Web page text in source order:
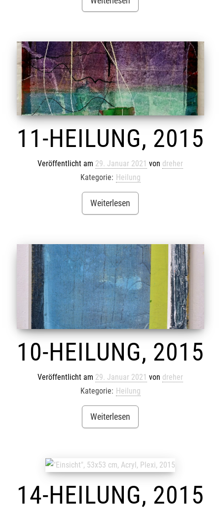
11-HEILUNG, 2015
Veröffentlicht am 29. Januar 2021 von dreher
Kategorie: Heilung
Weiterlesen
10-HEILUNG, 2015
Veröffentlicht am 29. Januar 2021 von dreher
Kategorie: Heilung
Weiterlesen
14-HEILUNG, 2015